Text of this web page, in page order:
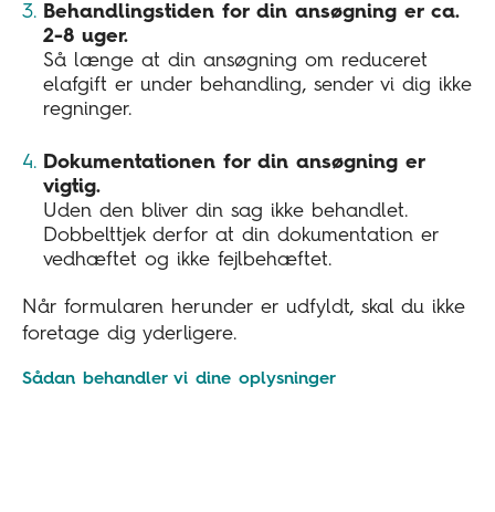
Behandlingstiden for din ansøgning er ca.
2-8 uger.
Så længe at din ansøgning om reduceret
elafgift er under behandling, sender vi dig ikke
regninger.
Dokumentationen for din ansøgning er
vigtig.
Uden den bliver din sag ikke behandlet.
Dobbelttjek derfor at din dokumentation er
vedhæftet og ikke fejlbehæftet.
Når formularen herunder er udfyldt, skal du ikke
foretage dig yderligere.
Sådan behandler vi dine oplysninger